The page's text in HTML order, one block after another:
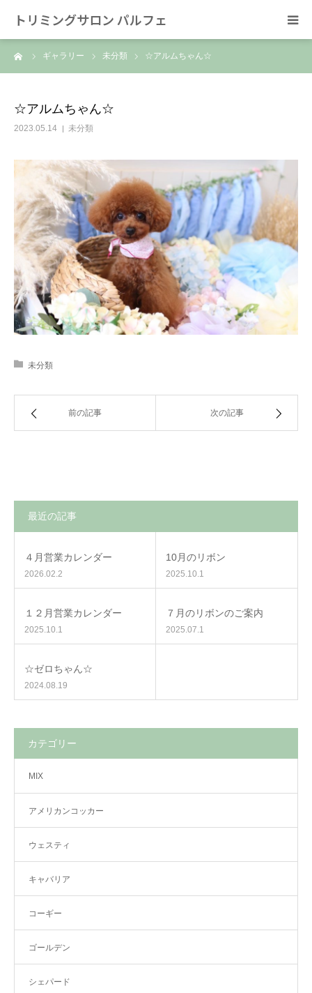
トリミングサロン パルフェ
ギャラリー 未分類 ☆アルムちゃん☆
☆アルムちゃん☆
2023.05.14 未分類
未分類
前の記事 次の記事
最近の記事
４月営業カレンダー
2026.02.2
10月のリボン
2025.10.1
１２月営業カレンダー
2025.10.1
７月のリボンのご案内
2025.07.1
☆ゼロちゃん☆
2024.08.19
カテゴリー
MIX
アメリカンコッカー
ウェスティ
キャバリア
コーギー
ゴールデン
シェパード
HOME
スタッフ
SNS/リンク